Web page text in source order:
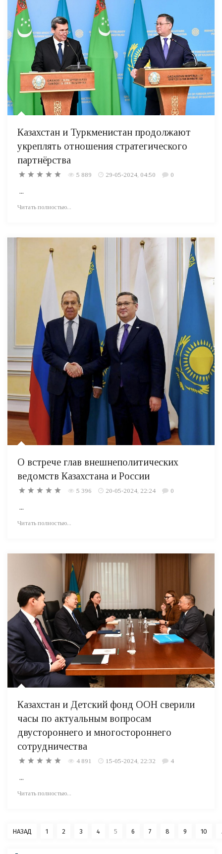
Казахстан и Туркменистан продолжают
укреплять отношения стратегического
партнёрства
5 889 29-05-2024, 04:50 0
...
Читать полностью...
О встрече глав внешнеполитических
ведомств Казахстана и России
5 396 20-05-2024, 22:24 0
...
Читать полностью...
Казахстан и Детский фонд ООН сверили
часы по актуальным вопросам
двустороннего и многостороннего
сотрудничества
4 891 15-05-2024, 22:32 4
...
Читать полностью...
НАЗАД 1 2 3 4 5 6 7 8 9 10